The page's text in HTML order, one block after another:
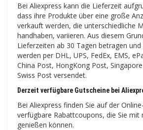
Bei Aliexpress kann die Lieferzeit
dass ihre Produkte über eine große
verkauft werden, die unterschiedliche
handhaben, variieren. Aus diesem
Lieferzeiten ab 30 Tagen betragen
werden per DHL, UPS, FedEx, EMS,
China Post, HongKong Post,
Swiss Post versendet.
Derzeit verfügbare Gutscheine bei
Bei Aliexpress finden Sie auf der
verfügbare Rabattcoupons, die Sie mit
genießen können.